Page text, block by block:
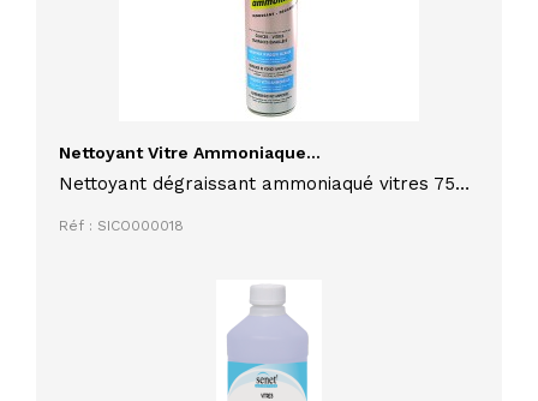
Nettoyant Vitre Ammoniaque...
Nettoyant dégraissant ammoniaqué vitres 750
Réf : SICO000018